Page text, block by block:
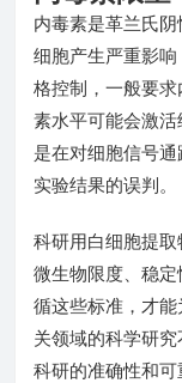
内毒素是革兰氏
细胞产生严重影
格控制，一般要
素水平可能会激
是在对细胞信号
实验结果的误判。
科研用白细胞提取
微生物限度、稳
循这些标准，才
关领域的科学研
科研的准确性和